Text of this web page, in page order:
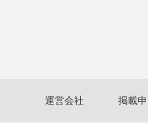
運営会社 掲載